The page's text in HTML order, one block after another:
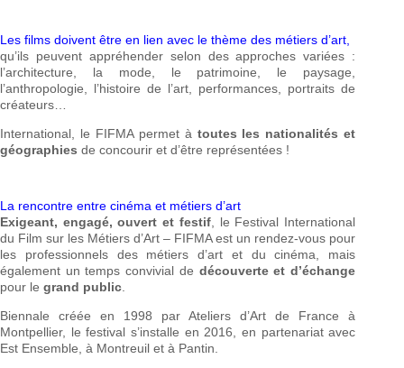
Les films doivent être en lien avec le thème des métiers d’art,
qu’ils peuvent appréhender selon des approches variées :
l’architecture, la mode, le patrimoine, le paysage,
l’anthropologie, l’histoire de l’art, performances, portraits de
créateurs…
International, le FIFMA permet à toutes les nationalités et
géographies de concourir et d’être représentées !
La rencontre entre cinéma et métiers d’art
Exigeant, engagé, ouvert et festif, le Festival International
du Film sur les Métiers d’Art – FIFMA est un rendez-vous pour
les professionnels des métiers d’art et du cinéma, mais
également un temps convivial de découverte et d’échange
pour le grand public.
Biennale créée en 1998 par Ateliers d’Art de France à
Montpellier, le festival s’installe en 2016, en partenariat avec
Est Ensemble, à Montreuil et à Pantin.